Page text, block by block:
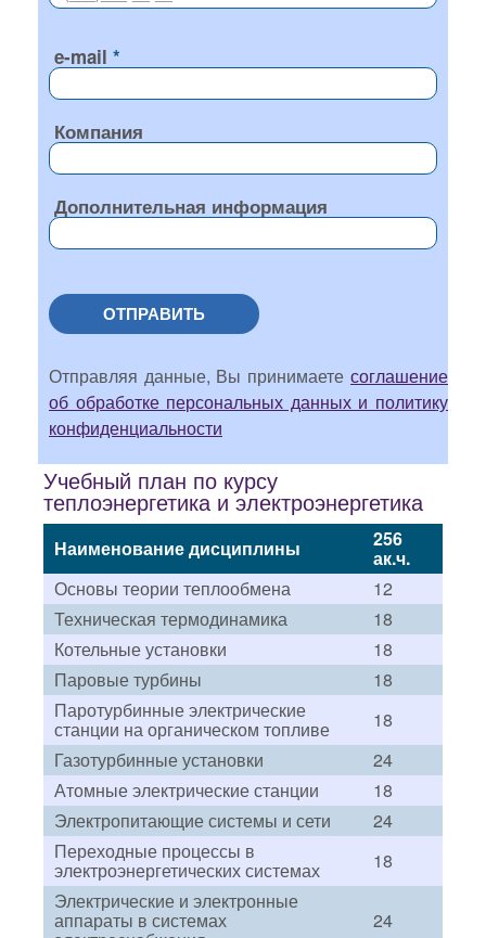
e-mail
Компания
Дополнительная информация
ОТПРАВИТЬ
Отправляя данные, Вы принимаете соглашение
об обработке персональных данных и политику
конфиденциальности
Учебный план по курсу
теплоэнергетика и электроэнергетика
Наименование дисциплины 256
ак.ч.
Основы теории теплообмена
12
Техническая термодинамика
18
Котельные установки
18
Паровые турбины
18
Паротурбинные электрические
станции на органическом топливе
18
Газотурбинные установки
24
Атомные электрические станции
18
Электропитающие системы и сети
24
Переходные процессы в
электроэнергетических системах
18
Электрические и электронные
аппараты в системах 24